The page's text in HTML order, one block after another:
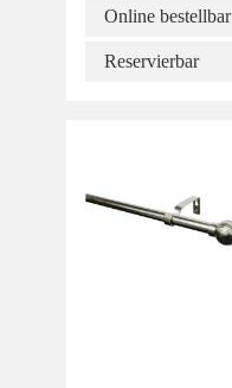
Online bestellbar
Reservierbar